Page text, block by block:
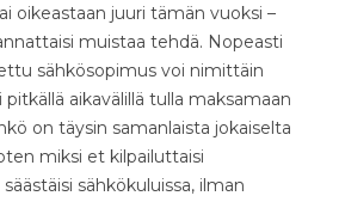
oikeastaan juuri tämän vuoksi –
muistaa tehdä. Nopeasti
sähkösopimus voi nimittäin
aikavälillä tulla maksamaan
on täysin samanlaista jokaiselta
miksi et kilpailuttaisi
sähkökuluissa, ilman